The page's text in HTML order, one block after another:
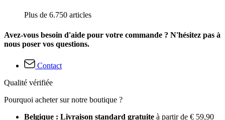
Plus de 6.750 articles
Avez-vous besoin d'aide pour votre commande ? N'hésitez pas à
nous poser vos questions.
Contact
Qualité vérifiée
Pourquoi acheter sur notre boutique ?
Belgique : Livraison standard gratuite à partir de € 59,90